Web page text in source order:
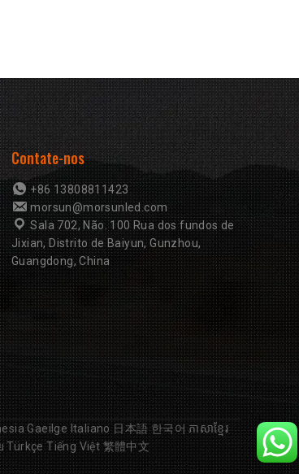
Contate-nos
+86 13808811423
morsun@morsunled.com
Sala 702, Não. 100 Rua dos fundos de
Jixian, Distrito de Baiyun, Gunzhou,
Guangdong, China
Gaeilge Italiano 日本語 한국어 ភាសាខ្មែរ
Türkçe Tiếng Việt 繁體中文